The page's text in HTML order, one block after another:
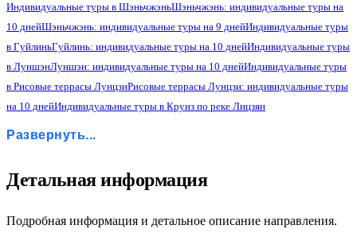
2
Индивидуальные туры в ШэньчжэньШэньчжэнь: индивидуальные туры на
10 днейШэньчжэнь: индивидуальные туры на 9 днейИндивидуальные туры
в ГуйлиньГуйлинь: индивидуальные туры на 10 днейИндивидуальные туры
в ЛуншэнЛуншэн: индивидуальные туры на 10 днейИндивидуальные туры
в Рисовые террасы ЛунцзиРисовые террасы Лунцзи: индивидуальные туры
на 10 днейИндивидуальные туры в Круиз по реке Лицзян
Индивидуальные туры в Яншо
Гуанчжоу: индивидуальные туры на 10 дней
Гуанчжоу: индивидуальные туры на 9 дней
Чжанцзяцзе: индивидуальные туры на 9 дней
Развернуть...
Детальная информация
Подробная информация и детальное описание направления.